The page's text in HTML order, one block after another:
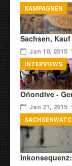
Sachsen,
Jan 10, 2015
KAMPAGNEN
Oñondive -
Jan 21, 2015
INTERVIEWS